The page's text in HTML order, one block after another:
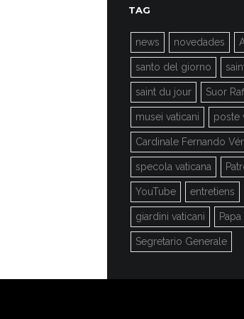
TAG
news novedades
santo del giorno
saint du jour Suor
musei vaticani poste
Cardinale Fernando
specola vaticana
YouTube entretiens
giardini vaticani
Segretario Generale